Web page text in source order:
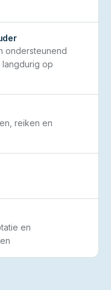
ondersteunend
langdurig op
reiken en
en